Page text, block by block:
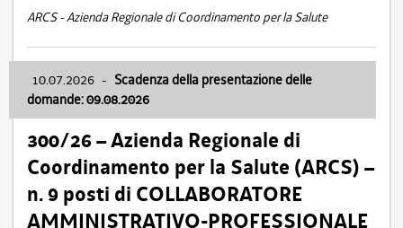
ARCS - Azienda Regionale di Coordinamento per la Salute
10.07.2026 - Scadenza della presentazione delle
domande: 09.08.2026
300/26 – Azienda Regionale di
Coordinamento per la Salute (ARCS) –
n. 9 posti di COLLABORATORE
AMMINISTRATIVO-PROFESSIONALE